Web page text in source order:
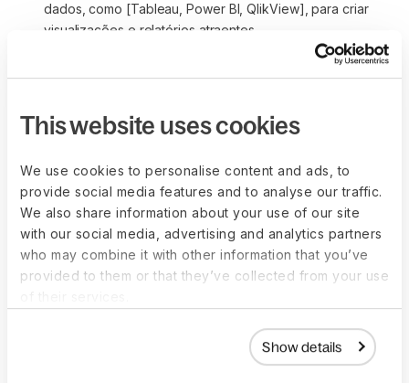
This website uses cookies
We use cookies to personalise content and ads, to
provide social media features and to analyse our traffic.
We also share information about your use of our site
with our social media, advertising and analytics partners
who may combine it with other information that you’ve
provided to them or that they’ve collected from your use
Show details
dados, como [Tableau, Power BI, QlikView], para criar
visualizações e relatórios atraentes
Conhecimento profundo dos conceitos de banco de
para manter o data warehouse organizado
Experiência no manuseio de ferramentas de business
Intelligence, IBM Cognos] para extrair e analisar dados
Compromisso com o aprendizado contínuo e disposição
para se manter atualizado sobre as tendências
emergentes do setor, processos de negócios,
tecnologias e metodologias no campo de dados
Analista de Business